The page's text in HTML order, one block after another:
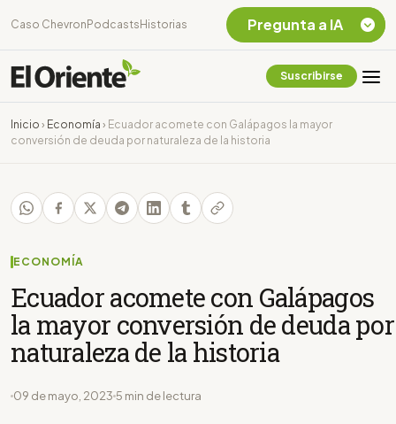
Caso Chevron Podcasts Historias
Suscribirse
Inicio › Economía › Ecuador acomete con Galápagos la mayor
conversión de deuda por naturaleza de la historia
ECONOMÍA
Ecuador acomete con Galápagos
la mayor conversión de deuda por
naturaleza de la historia
09 de mayo, 2023 5 min de lectura
Pregunta a IA
Chevron Ecuador